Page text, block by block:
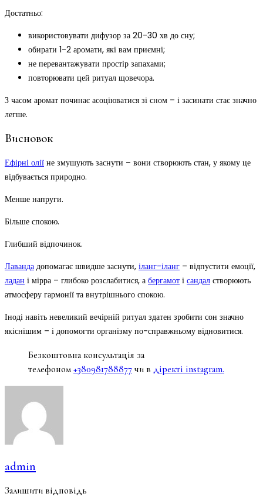
Достатньо:
використовувати дифузор за 20-30 хв до сну;
обирати 1-2 аромати, які вам приємні;
не перевантажувати простір запахами;
повторювати цей ритуал щовечора.
З часом аромат починає асоціюватися зі сном – і засинати стає значно
легше.
Висновок
Ефірні олії не змушують заснути – вони створюють стан, у якому це
відбувається природно.
Менше напруги.
Більше спокою.
Глибший відпочинок.
Лаванда допомагає швидше заснути, іланг-іланг – відпустити емоції,
ладан і мірра – глибоко розслабитися, а бергамот і сандал створюють
атмосферу гармонії та внутрішнього спокою.
Іноді навіть невеликий вечірній ритуал здатен зробити сон значно
якіснішим – і допомогти організму по-справжньому відновитися.
Безкоштовна консультація за
телефоном +380981788877 чи в діректі instagram.
admin
Залишити відповідь